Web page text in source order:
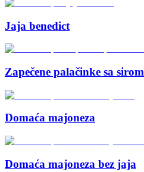
Jaja benedict
Zapečene palačinke sa sirom
Domaća majoneza
Domaća majoneza bez jaja